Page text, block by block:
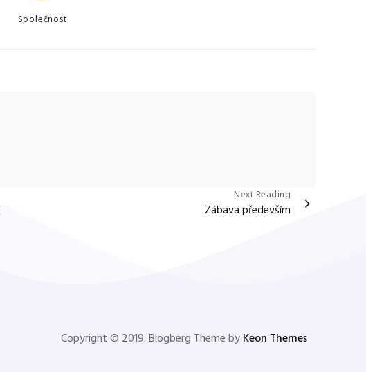
Categories
Společnost
Next Reading
Zábava především
Copyright © 2019. Blogberg Theme byKeon Themes